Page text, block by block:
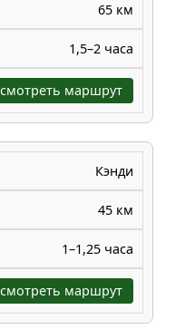
65 км
1,5–2 часа
маршрут
Кэнди
45 км
1–1,25 часа
маршрут